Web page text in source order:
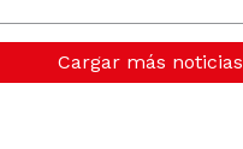
Cargar más noticias